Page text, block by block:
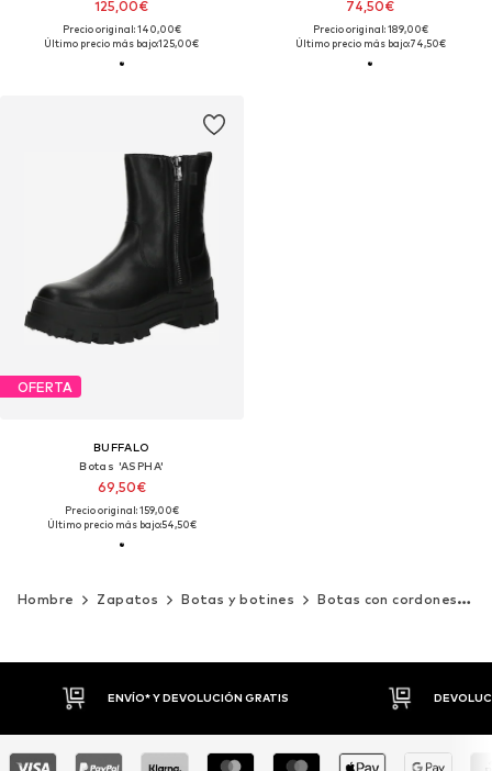
125,00€
Precio original: 140,00€
Último precio más bajo:125,00€
74,50€
Precio original: 189,00€
Último precio más bajo:74,50€
OFERTA
BUFFALO
Botas 'ASPHA'
69,50€
Precio original: 159,00€
Último precio más bajo:54,50€
Hombre Zapatos Botas y botines Botas con cordones
ENVÍO* Y DEVOLUCIÓN GRATIS